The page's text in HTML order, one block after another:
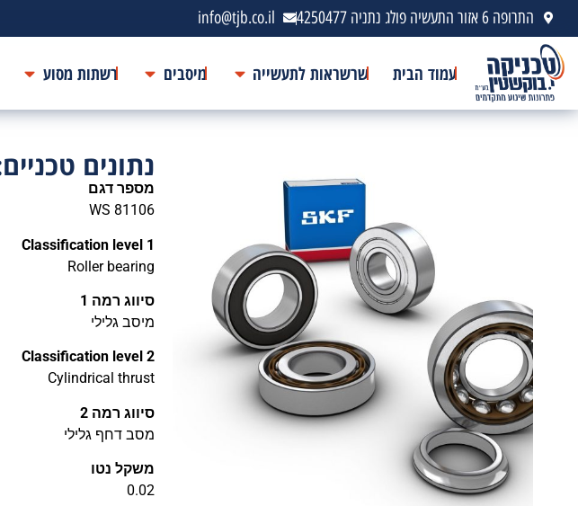
התרופה 6 אזור התעשיה פולג נתניה 4250477 info@tjb.co.il
עמוד הבית שרשראות לתעשייה מיסבים רשתות מסוע
נתונים
מספר דגם
WS 81106
Classification level 1
Roller bearing
סיווג רמה 1
מיסב גלילי
Classification level 2
Cylindrical thrust
סיווג רמה 2
מסב דחף גלילי
משקל נטו
0.02